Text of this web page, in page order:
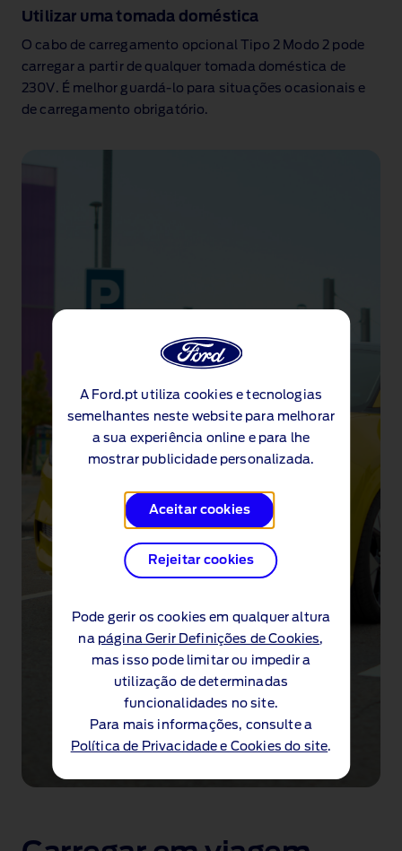
A Ford.pt utiliza cookies e tecnologias
semelhantes neste website para melhorar
a sua experiência online e para lhe
mostrar publicidade personalizada.
Aceitar cookies
Rejeitar cookies
Pode gerir os cookies em qualquer altura
na página Gerir Definições de Cookies,
mas isso pode limitar ou impedir a
utilização de determinadas
funcionalidades no site.
Para mais informações, consulte a
Política de Privacidade e Cookies do site.
Utilizar uma tomada doméstica
O cabo de carregamento opcional Tipo 2 Modo 2 pode
carregar a partir de qualquer tomada doméstica de
230V . É melhor guardá‑lo para situações ocasionais e
de carregamento obrigatório.